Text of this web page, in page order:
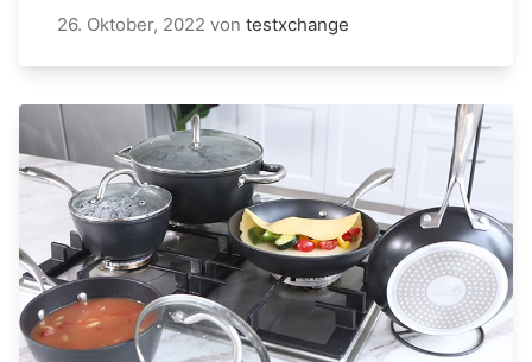
26. Oktober, 2022 von testxchange